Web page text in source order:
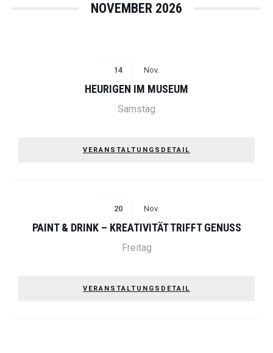
NOVEMBER 2026
14 Nov.
HEURIGEN IM MUSEUM
Samstag
VERANSTALTUNGSDETAIL
20 Nov.
PAINT & DRINK – KREATIVITÄT TRIFFT GENUSS
Freitag
VERANSTALTUNGSDETAIL